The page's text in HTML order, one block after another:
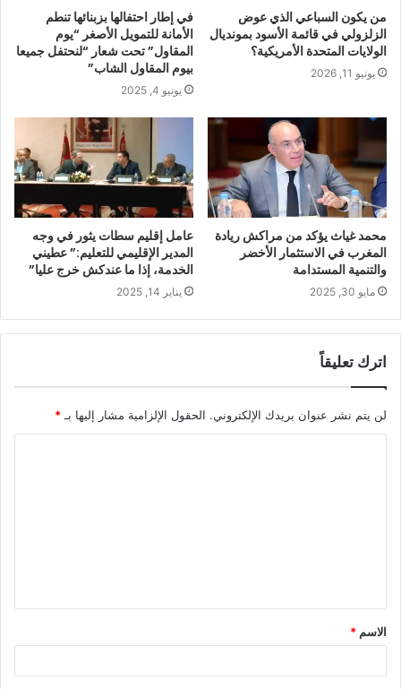
من يكون السباعي الذي عوض
الزلزولي في قائمة الأسود بمونديال
الولايات المتحدة الأمريكية؟
يونيو 11, 2026
في إطار احتفالها بزبنائها تنطم
الأمانة للتمويل الأصغر “يوم
المقاول” تحت شعار “لنحتفل جميعا
بيوم المقاول الشاب”
يونيو 4, 2025
محمد غياث يؤكد من مراكش ريادة
المغرب في الاستثمار الأخضر
والتنمية المستدامة
مايو 30, 2025
عامل إقليم سطات يثور في وجه
المدير الإقليمي للتعليم:” عطيني
الخدمة، إذا ما عندكش خرج عليا”
يناير 14, 2025
اترك تعليقاً
لن يتم نشر عنوان بريدك الإلكتروني. الحقول الإلزامية مشار إليها بـ *
ق
*
الاسم *